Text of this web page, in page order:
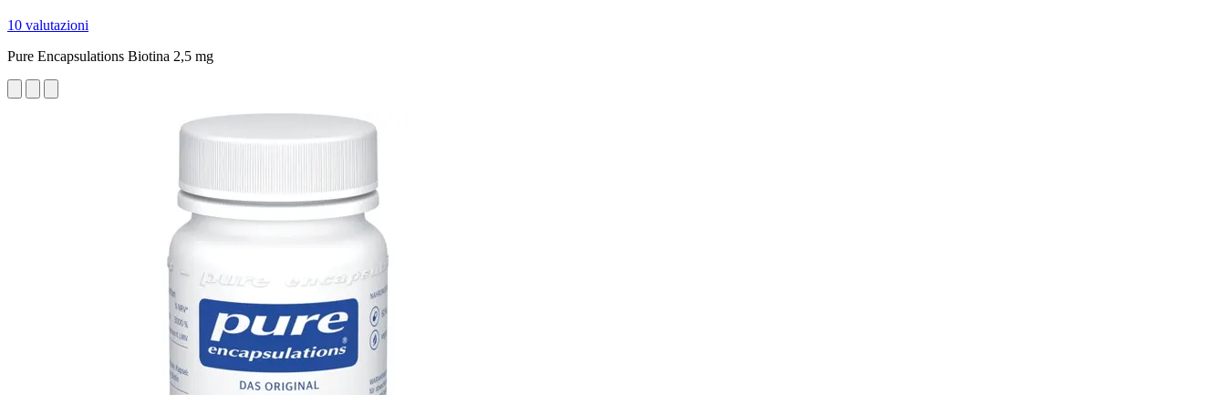
10 valutazioni
Pure Encapsulations Biotina 2,5 mg